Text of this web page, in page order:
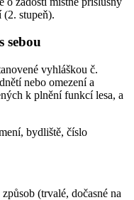
stupeň).
sebou
vyhláškou č.
nebo omezení a
k plnění funkcí lesa, a
bydliště, číslo
(trvalé, dočasné na